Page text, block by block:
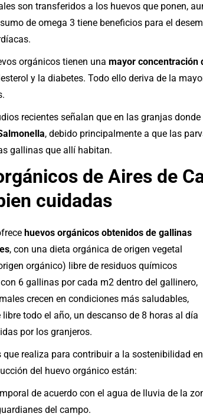
son transferidos a los huevos que ponen,
de omega 3 tiene beneficios para el
orgánicos tienen una mayor concentración
y la diabetes. Todo ello deriva de la
recientes señalan que en las granjas
, debido principalmente a que las
gallinas que allí habitan.
de Aires de
cuidadas
huevos orgánicos obtenidos de gallinas
, con una dieta orgánica de origen vegetal
orgánico) libre de residuos químicos
6 gallinas por cada m2 dentro del gallinero,
crecen en condiciones más saludables,
todo el año, un descanso de 8 horas al día
por los granjeros.
que realiza para contribuir a la sostenibilidad en
del huevo orgánico están:
de acuerdo con el agua de lluvia de la
del campo.